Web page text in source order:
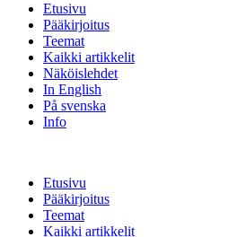
Etusivu
Pääkirjoitus
Teemat
Kaikki artikkelit
Näköislehdet
In English
På svenska
Info
Etusivu
Pääkirjoitus
Teemat
Kaikki artikkelit